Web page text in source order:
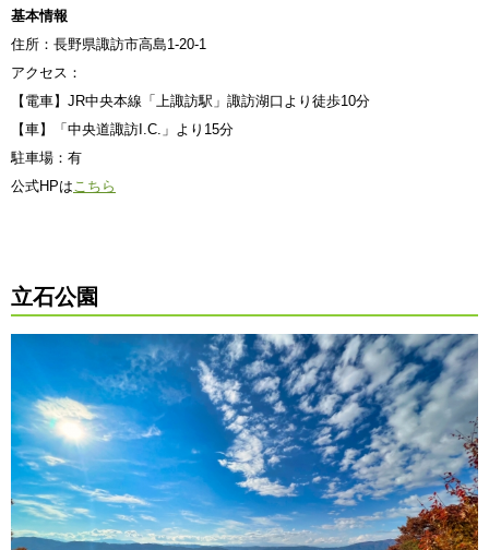
基本情報
住所：長野県諏訪市高島1-20-1
アクセス：
【電車】JR中央本線「上諏訪駅」諏訪湖口より徒歩10分
【車】「中央道諏訪I.C.」より15分
駐車場：有
公式HPはこちら
立石公園